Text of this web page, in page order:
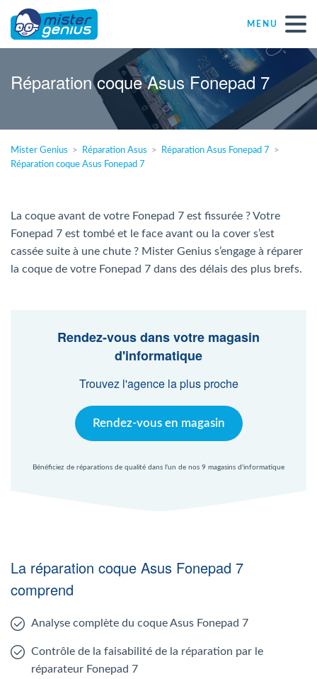
MENU
Réparations – Dépannages
Magasins informatiques toutes marques
Particulier
PME
Agent Mac
Nl
Réparation coque Asus Fonepad 7
Mister Genius Réparation Asus
Réparation Asus Fonepad 7
Réparation coque Asus Fonepad 7
La coque avant de votre Fonepad 7 est fissurée ? Votre
Fonepad 7 est tombé et le face avant ou la cover s’est
cassée suite à une chute ? Mister Genius s’engage à réparer
la coque de votre Fonepad 7 dans des délais des plus brefs.
Rendez-vous dans votre magasin
d'informatique
Trouvez l'agence la plus proche
Rendez-vous en magasin
Bénéficiez de réparations de qualité dans l'un de nos 9 magasins d'informatique
La réparation coque Asus Fonepad 7
comprend
Analyse complète du coque Asus Fonepad 7
Contrôle de la faisabilité de la réparation par le
réparateur Fonepad 7